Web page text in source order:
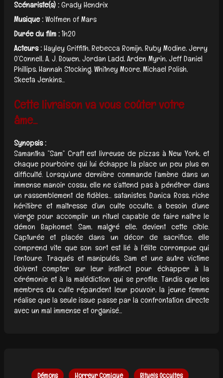
Scénariste(s) :Grady Hendrix
Musique :Wolfmen of Mars
Durée du film :1h20
Acteurs :Hayley Griffith, Rebecca Romijn, Ruby Modine, Jerry
O’Connell, A. J. Bowen, Jordan Ladd, Arden Myrin, Jeff Daniel
Phillips, Hannah Stocking, Whitney Moore, Michael Polish,
Skeeta Jenkins...
Cette livraison va vous coûter votre
âme...
Synopsis :
Samantha “Sam” Craft est livreuse de pizzas à New York, et
chaque pourboire qui lui échappe la place un peu plus en
difficulté. Lorsqu’une dernière commande l’amène dans un
immense manoir cossu, elle ne s’attend pas à pénétrer dans
un rassemblement de fidèles… satanistes. Danica Ross, riche
héritière et maîtresse d’un culte occulte, a besoin d’une
vierge pour accomplir un rituel capable de faire naître le
démon Baphomet. Sam, malgré elle, devient cette cible.
Capturée et placée dans un décor de sacrifice, elle
comprend vite que son sort est lié à l’élite corrompue qui
l’entoure. Traqués et manipulés, Sam et une autre victime
doivent compter sur leur instinct pour échapper à la
cérémonie et à la malédiction qui se profile. Tandis que les
membres du culte répandent leur pouvoir, la jeune femme
réalise que la seule issue passe par la confrontation directe
avec un mal immense et organisé...
Démons Horreur Comique Rituels Occultes